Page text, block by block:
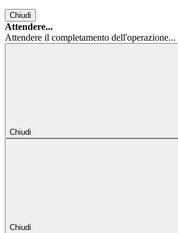
Chiudi
Attendere...
Attendere il completamento dell'operazione...
Chiudi
Chiudi